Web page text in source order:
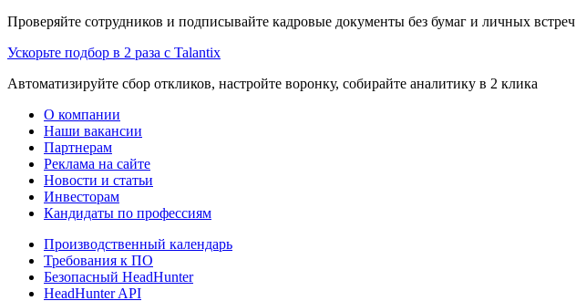
Проверяйте сотрудников и подписывайте кадровые документы без бумаг и личных встреч
Ускорьте подбор в 2 раза с Talantix
Автоматизируйте сбор откликов, настройте воронку, собирайте аналитику в 2 клика
О компании
Наши вакансии
Партнерам
Реклама на сайте
Новости и статьи
Инвесторам
Кандидаты по профессиям
Производственный календарь
Требования к ПО
Безопасный HeadHunter
HeadHunter API